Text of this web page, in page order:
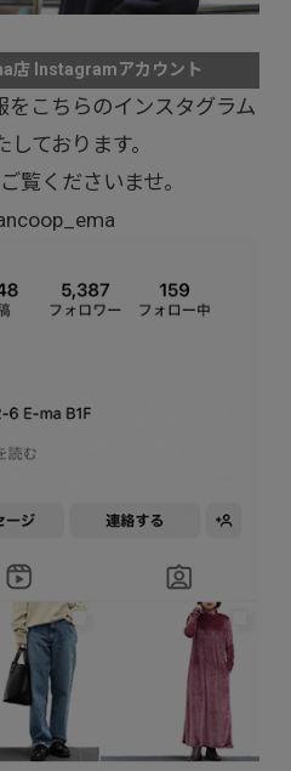
店 Instagramアカウント
をこちらのインスタグラム
ております。
覧くださいませ。